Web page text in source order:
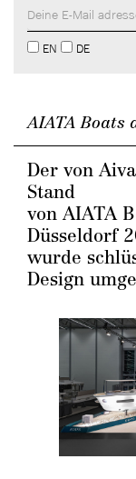
EN DE
AIATA Boats
Der von
Stand
von AIATA
Düsseldorf
wurde
Design